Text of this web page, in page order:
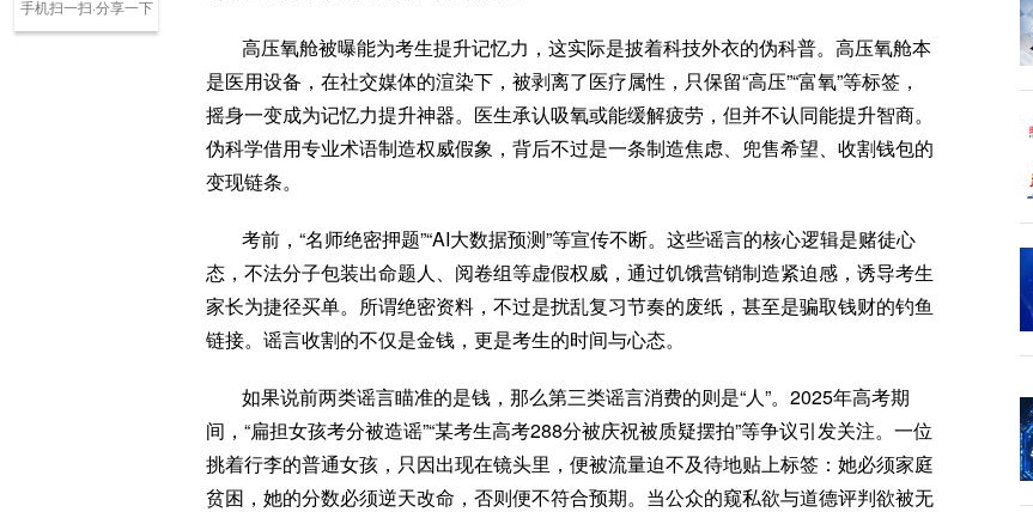
高压氧舱被曝能为考生提升记忆力，这实际是披着科技外衣的伪科普。高压氧舱本
是医用设备，在社交媒体的渲染下，被剥离了医疗属性，只保留“高压”“富氧”等标签，
摇身一变成为记忆力提升神器。医生承认吸氧或能缓解疲劳，但并不认同能提升智商。
伪科学借用专业术语制造权威假象，背后不过是一条制造焦虑、兜售希望、收割钱包的
变现链条。
考前，“名师绝密押题”“AI大数据预测”等宣传不断。这些谣言的核心逻辑是赌徒心
态，不法分子包装出命题人、阅卷组等虚假权威，通过饥饿营销制造紧迫感，诱导考生
家长为捷径买单。所谓绝密资料，不过是扰乱复习节奏的废纸，甚至是骗取钱财的钓鱼
链接。谣言收割的不仅是金钱，更是考生的时间与心态。
如果说前两类谣言瞄准的是钱，那么第三类谣言消费的则是“人”。2025年高考期
间，“扁担女孩考分被造谣”“某考生高考288分被庆祝被质疑摆拍”等争议引发关注。一位
挑着行李的普通女孩，只因出现在镜头里，便被流量迫不及待地贴上标签：她必须家庭
贫困，她的分数必须逆天改命，否则便不符合预期。当公众的窥私欲与道德评判欲被无
手机扫一扫·分享一下